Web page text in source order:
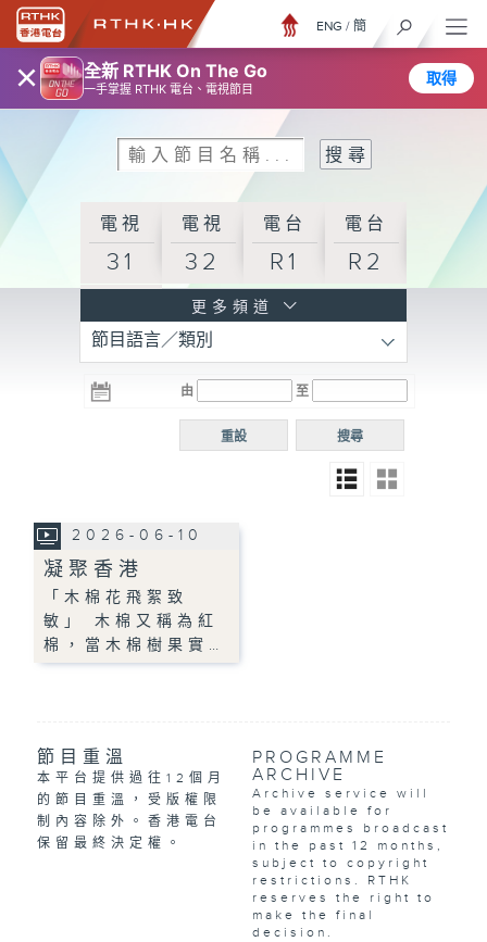
× 全新 RTHK On The Go
一手掌握 RTHK 電台、電視節目
取得
ENG / 簡
電視
31
電視
32
電台
R1
電台
R2
R3
電台 電台
R5
電台
普通
更多頻道
節目語言／類別
由 至
搜尋
重設
2026-06-10
凝聚香港
「木棉花飛絮致
敏」 木棉又稱為紅
棉，當木棉樹果實…
節目重溫
本平台提供過往12個月
的節目重溫，受版權限
制內容除外。香港電台
保留最終決定權。
PROGRAMME
ARCHIVE
Archive service will
be available for
programmes broadcast
in the past 12 months,
subject to copyright
restrictions. RTHK
reserves the right to
make the final
decision.